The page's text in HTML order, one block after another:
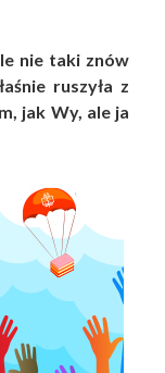
nie taki znów
ruszyła z
jak Wy, ale ja